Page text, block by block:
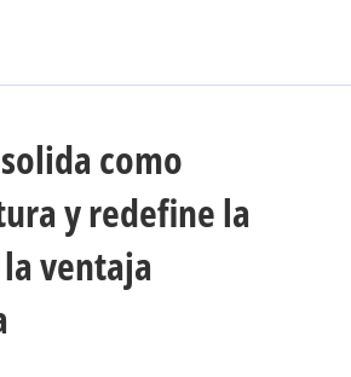
como
y redefine la
ventaja